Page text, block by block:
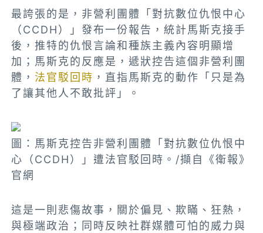
最誇張的是，非營利團體「對抗數位仇恨中心
（CCDH）」發布一份報告，統計馬斯克接手
後，推特的仇恨言論和種族主義內容明顯增
加；馬斯克的反應是，遞狀控告這個非營利團
體， 法官駁回時 ，直指馬斯克的動作「只是為
了讓其他人不敢批評」。
圖：馬斯克控告非營利團體「對抗數位仇恨中
心（CCDH）」遭法官駁回時。/擷自《衛報》
官網
這是一則悲傷故事，關於偏見、欺瞞、狂熱，
與極端政治；同時反映社群媒體可怕的威力與